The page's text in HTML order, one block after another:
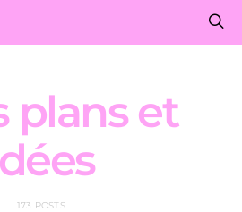
plans et
173 POSTS